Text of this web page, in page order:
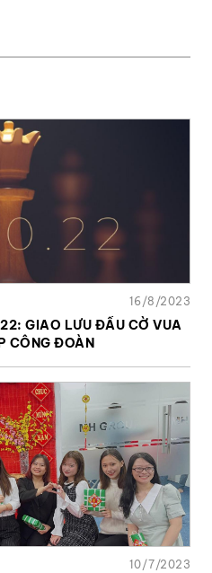
16/8/2023
GIAO LƯU ĐẤU CỜ VUA
CÔNG ĐOÀN
10/7/2023